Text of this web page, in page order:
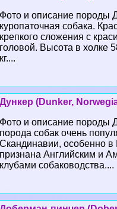
Фото и описание породы
куропаточная собака.
крепкого сложения с
головой. Высота в холке
кг....
Дункер (Dunker,
Фото и описание породы
порода собак очень
Скандинавии, особенно
признана Английским и
клубами собаководства....